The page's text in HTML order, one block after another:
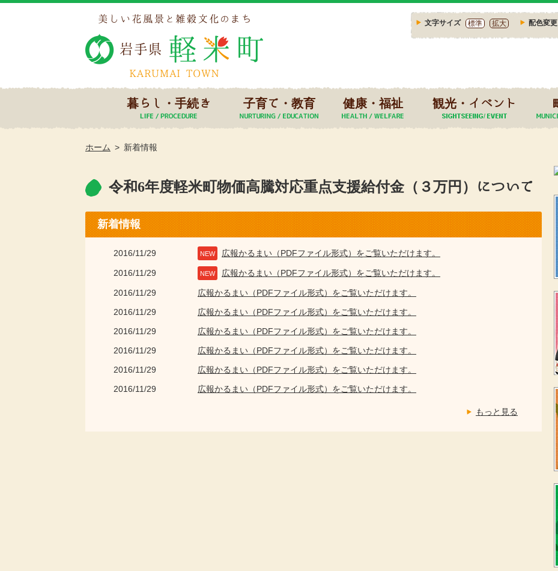
文字サイズ 標準 拡大 配色変更
暮らし・手続き 子育て・教育 健康・福祉 観光・イベント
ホーム 新着情報
令和6年度軽米町物価高騰対応重点支援給付金（３万円）について
新着情報
2016/11/29 NEW 広報かるまい（PDFファイル形式）をご覧いただけます。
2016/11/29 NEW 広報かるまい（PDFファイル形式）をご覧いただけます。
2016/11/29
広報かるまい（PDFファイル形式）をご覧いただけます。
2016/11/29
広報かるまい（PDFファイル形式）をご覧いただけます。
2016/11/29
広報かるまい（PDFファイル形式）をご覧いただけます。
2016/11/29
広報かるまい（PDFファイル形式）をご覧いただけます。
2016/11/29
広報かるまい（PDFファイル形式）をご覧いただけます。
2016/11/29
広報かるまい（PDFファイル形式）をご覧いただけます。
もっと見る